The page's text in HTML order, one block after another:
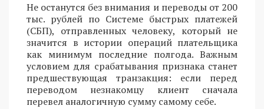
Не останутся без внимания и переводы от 200
тыс. рублей по Системе быстрых платежей
(СБП), отправленных человеку, который не
значится в истории операций плательщика
как минимум последние полгода. Важным
условием для срабатывания признака станет
предшествующая транзакция: если перед
переводом незнакомцу клиент сначала
перевел аналогичную сумму самому себе.